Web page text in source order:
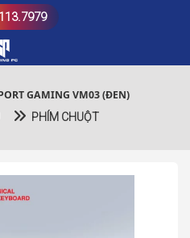
GAMING VM03 (ĐEN)
PHÍM CHUỘT